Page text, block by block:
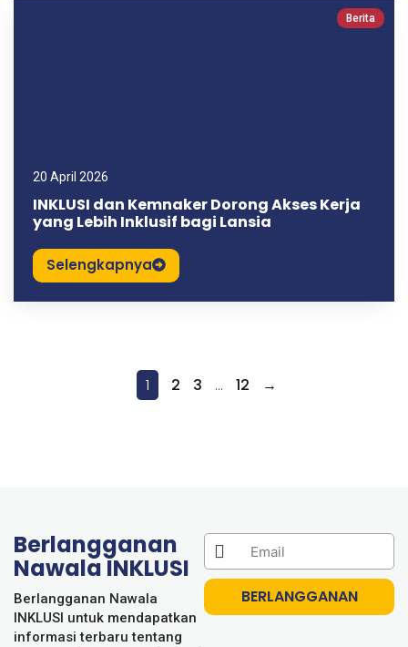
Berita
20 April 2026
INKLUSI dan Kemnaker Dorong Akses Kerja
yang Lebih Inklusif bagi Lansia
Selengkapnya
1 2 3 … 12 →
Berlangganan
Nawala INKLUSI
Berlangganan Nawala
INKLUSI untuk mendapatkan
informasi terbaru tentang
BERLANGGANAN